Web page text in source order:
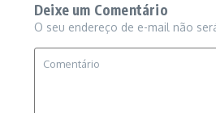
Deixe um Comentário
O seu endereço de e-mail não